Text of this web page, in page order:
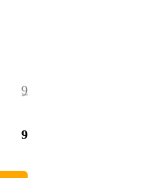
97,95 €
96,00 €